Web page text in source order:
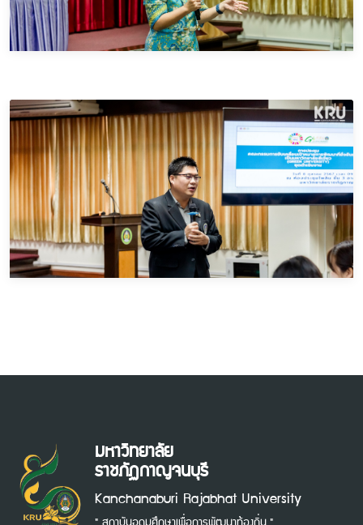
มหาวิทยาลัย
ราชภัฏกาญจนบุรี
Kanchanaburi Rajabhat University